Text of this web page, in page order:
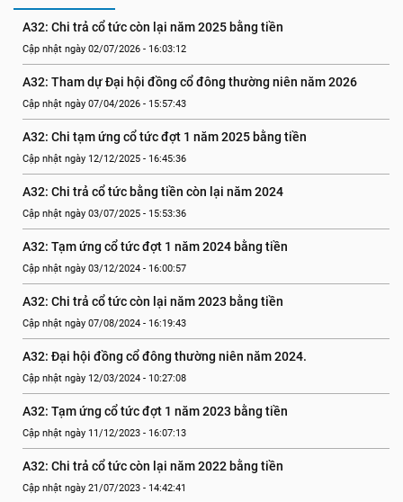
A32: Chi trả cổ tức còn lại năm 2025 bằng tiền
Cập nhật ngày 02/07/2026 - 16:03:12
A32: Tham dự Đại hội đồng cổ đông thường niên năm 2026
Cập nhật ngày 07/04/2026 - 15:57:43
A32: Chi tạm ứng cổ tức đợt 1 năm 2025 bằng tiền
Cập nhật ngày 12/12/2025 - 16:45:36
A32: Chi trả cổ tức bằng tiền còn lại năm 2024
Cập nhật ngày 03/07/2025 - 15:53:36
A32: Tạm ứng cổ tức đợt 1 năm 2024 bằng tiền
Cập nhật ngày 03/12/2024 - 16:00:57
A32: Chi trả cổ tức còn lại năm 2023 bằng tiền
Cập nhật ngày 07/08/2024 - 16:19:43
A32: Đại hội đồng cổ đông thường niên năm 2024.
Cập nhật ngày 12/03/2024 - 10:27:08
A32: Tạm ứng cổ tức đợt 1 năm 2023 bằng tiền
Cập nhật ngày 11/12/2023 - 16:07:13
A32: Chi trả cổ tức còn lại năm 2022 bằng tiền
Cập nhật ngày 21/07/2023 - 14:42:41